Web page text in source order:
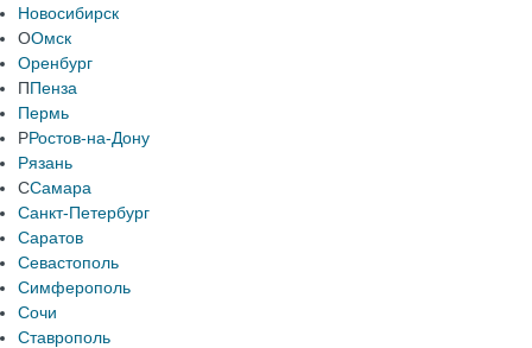
Новосибирск
ООмск
Оренбург
ППенза
Пермь
РРостов-на-Дону
Рязань
ССамара
Санкт-Петербург
Саратов
Севастополь
Симферополь
Сочи
Ставрополь